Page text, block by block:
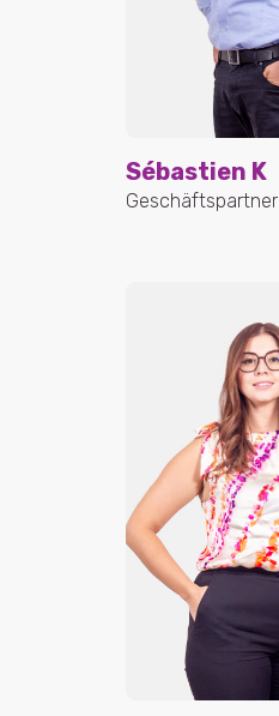
Sébastien K
Geschäftspartner